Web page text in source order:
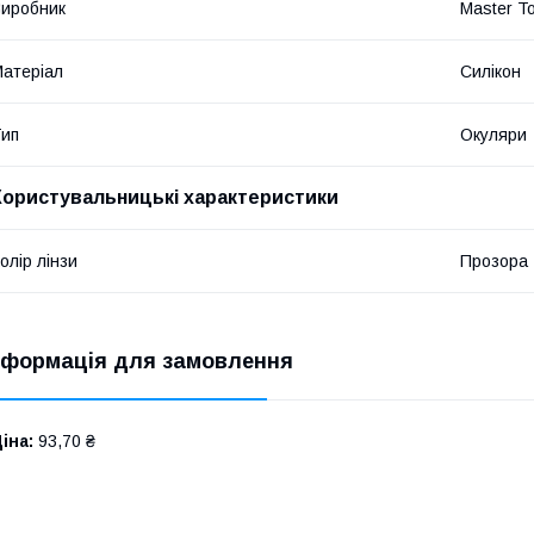
Master
Силікон
Окуляри
характеристики
лінзи Прозора
для замовлення
93,70 ₴